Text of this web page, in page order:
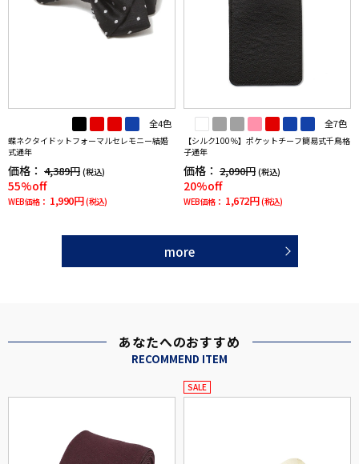
全4色
蝶ネクタイドットフォーマルセレモニー結婚
式通年
価格： 4,389円 (税込)
55%off
WEB価格： 1,990円 (税込)
全7色
【シルク100％】ポケットチーフ簡易式千鳥格
子通年
価格： 2,090円 (税込)
20%off
WEB価格： 1,672円 (税込)
more
あなたへのおすすめ
RECOMMEND ITEM
SALE